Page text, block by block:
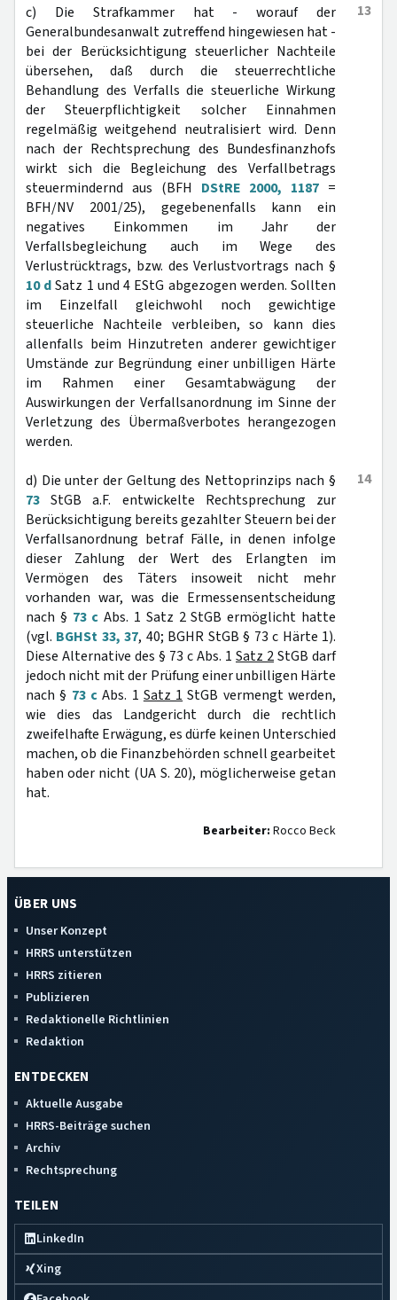
13
c) Die Strafkammer hat - worauf der
Generalbundesanwalt zutreffend hingewiesen hat -
bei der Berücksichtigung steuerlicher Nachteile
übersehen, daß durch die steuerrechtliche
Behandlung des Verfalls die steuerliche Wirkung
der Steuerpflichtigkeit solcher Einnahmen
regelmäßig weitgehend neutralisiert wird. Denn
nach der Rechtsprechung des Bundesfinanzhofs
wirkt sich die Begleichung des Verfallbetrags
steuermindernd aus (BFH DStRE 2000, 1187 =
BFH/NV 2001/25), gegebenenfalls kann ein
negatives Einkommen im Jahr der
Verfallsbegleichung auch im Wege des
Verlustrücktrags, bzw. des Verlustvortrags nach §
10 dSatz 1 und 4 EStG abgezogen werden. Sollten
im Einzelfall gleichwohl noch gewichtige
steuerliche Nachteile verbleiben, so kann dies
allenfalls beim Hinzutreten anderer gewichtiger
Umstände zur Begründung einer unbilligen Härte
im Rahmen einer Gesamtabwägung der
Auswirkungen der Verfallsanordnung im Sinne der
Verletzung des Übermaßverbotes herangezogen
werden.
14
d) Die unter der Geltung des Nettoprinzips nach §
73 StGB a.F. entwickelte Rechtsprechung zur
Berücksichtigung bereits gezahlter Steuern bei der
Verfallsanordnung betraf Fälle, in denen infolge
dieser Zahlung der Wert des Erlangten im
Vermögen des Täters insoweit nicht mehr
vorhanden war, was die Ermessensentscheidung
nach § 73 c Abs. 1 Satz 2 StGB ermöglicht hatte
(vgl. BGHSt 33, 37, 40; BGHR StGB § 73 c Härte 1).
Diese Alternative des § 73 c Abs. 1 Satz 2StGB darf
jedoch nicht mit der Prüfung einer unbilligen Härte
nach § 73 cAbs. 1 Satz 1 StGB vermengt werden,
wie dies das Landgericht durch die rechtlich
zweifelhafte Erwägung, es dürfe keinen Unterschied
machen, ob die Finanzbehörden schnell gearbeitet
haben oder nicht (UA S. 20), möglicherweise getan
hat.
Bearbeiter: Rocco Beck
ÜBER UNS
Unser Konzept
HRRS unterstützen
HRRS zitieren
Publizieren
Redaktionelle Richtlinien
Redaktion
ENTDECKEN
Aktuelle Ausgabe
HRRS-Beiträge suchen
Archiv
Rechtsprechung
TEILEN
LinkedIn
Xing